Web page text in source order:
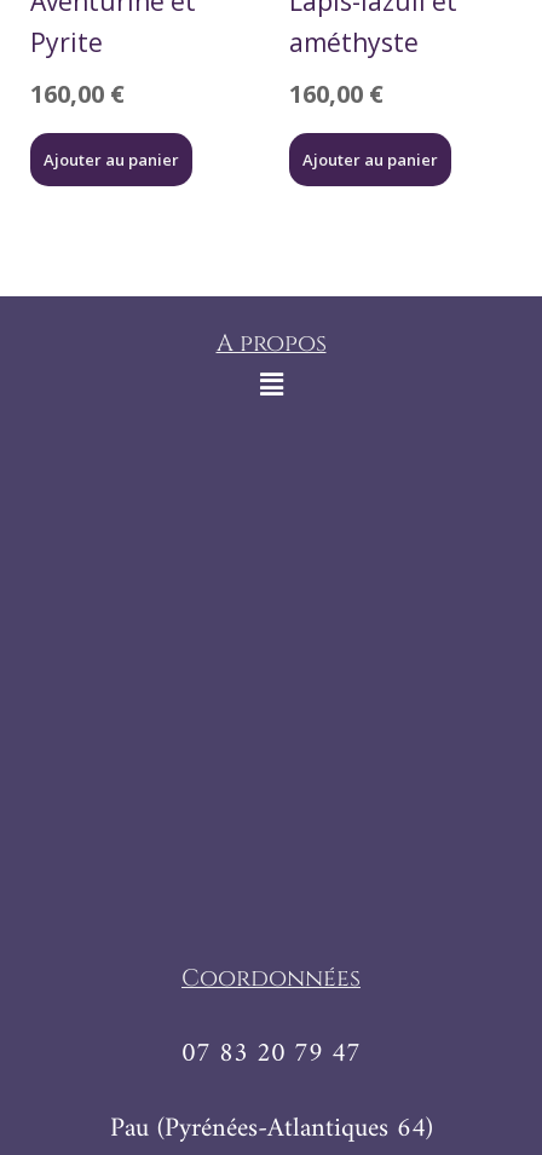
Pyrite
160,00 €
Ajouter au panier
améthyste
160,00 €
Ajouter au panier
A propos
Coordonnées
07 83 20 79 47
Pau (Pyrénées-Atlantiques 64)